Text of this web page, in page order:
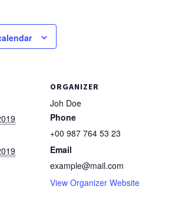
ORGANIZER
Joh Doe
Phone
+00 987 764 53 23
Email
example@mail.com
View Organizer Website